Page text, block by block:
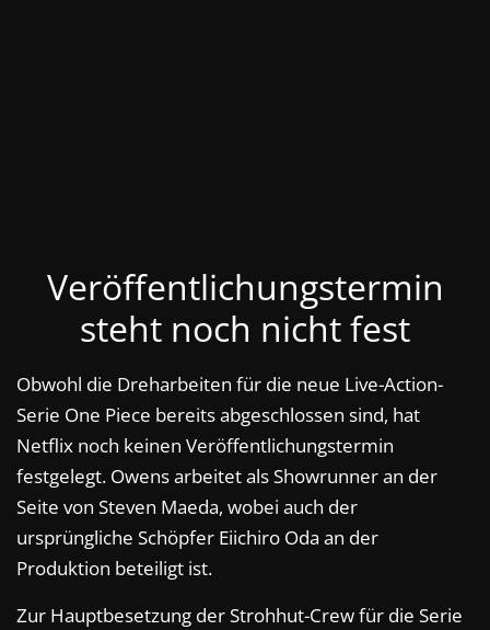
Veröffentlichungstermin
steht noch nicht fest
Obwohl die Dreharbeiten für die neue Live-Action-
Serie One Piece bereits abgeschlossen sind, hat
Netflix noch keinen Veröffentlichungstermin
festgelegt. Owens arbeitet als Showrunner an der
Seite von Steven Maeda, wobei auch der
ursprüngliche Schöpfer Eiichiro Oda an der
Produktion beteiligt ist.
Zur Hauptbesetzung der Strohhut-Crew für die Serie